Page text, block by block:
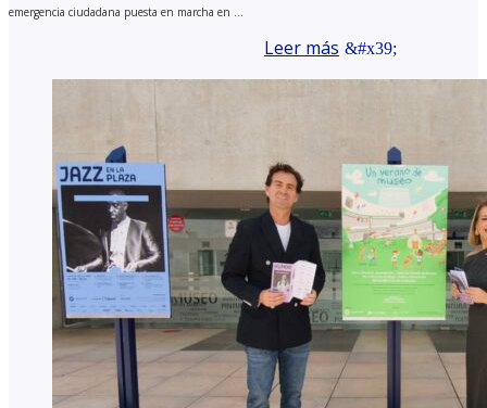
emergencia ciudadana puesta en marcha en ...
Leer más